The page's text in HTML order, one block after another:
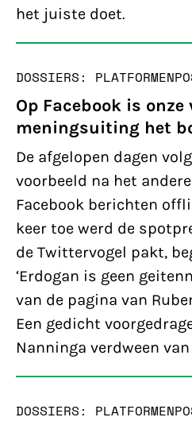
het juiste doet.
DOSSIERS: PLATFORMEN
Op Facebook is onze
meningsuiting het
De afgelopen dagen
voorbeeld na het
Facebook berichten
keer toe werd de
de Twittervogel pakt,
‘Erdogan is geen
van de pagina van
Een gedicht
Nanninga verdween
DOSSIERS: PLATFORMEN